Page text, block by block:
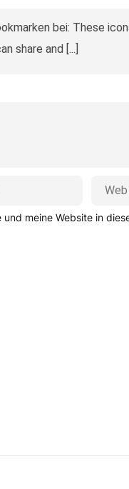
bei: These
share and [...]
meine Website in